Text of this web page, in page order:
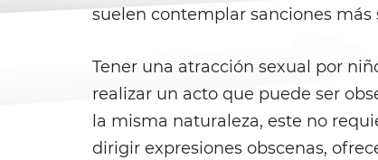
suelen contemplar sanciones más
Tener una atracción sexual por
realizar un acto que puede ser
la misma naturaleza, este no
dirigir expresiones obscenas,